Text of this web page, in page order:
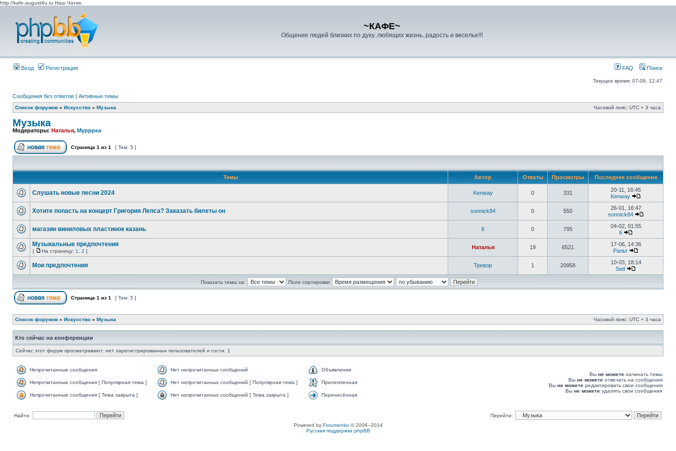
http://kafe.august4u.ru Наш Чатик.
~КАФЕ~
Общение людей близких по духу..любящих жизнь..радость и веселье!!!
Вход Регистрация FAQ Поиск
Текущее время: 07-08, 12:47
Сообщения без ответов | Активные темы
Список форумов » Искусство » Музыка Часовой пояс: UTC + 3 часа
Музыка
Модераторы: Наталья, Мурррка
Страница 1 из 1 [ Тем: 5 ]
Темы Автор Ответы Просмотры Последнее сообщение
Слушать новые песни 2024 Kenway 0 331
20-11, 16:45
Kenway
Хотите попасть на концерт Григория Лепса? Заказать билеты он sonnick84 0 550
26-01, 16:47
sonnick84
магазин виниловых пластинок казань 6 0 795
04-02, 01:55
6
Музыкальные предпочтения
[ На страницу: 1 2 ]
Наталья 19 6521
17-06, 14:36
Ральт
Мои предпочтения Тревор 1 20958
10-03, 18:14
Sett
Показать темы за: Поле сортировки
Страница 1 из 1 [ Тем: 5 ]
Список форумов » Искусство » Музыка Часовой пояс: UTC + 3 часа
Кто сейчас на конференции
Сейчас этот форум просматривают: нет зарегистрированных пользователей и гости: 1
Непрочитанные сообщения Нет непрочитанных сообщений Объявление
Непрочитанные сообщения [ Популярная тема ] Нет непрочитанных сообщений [ Популярная тема ] Прилепленная
Непрочитанные сообщения [ Тема закрыта ] Нет непрочитанных сообщений [ Тема закрыта ] Перенесённая
Вы не можете начинать темы
Вы не можете отвечать на сообщения
Вы не можете редактировать свои сообщения
Вы не можете удалять свои сообщения
Найти:
Перейти:
Powered by Forumenko© 2006–2014
Русская поддержка phpBB